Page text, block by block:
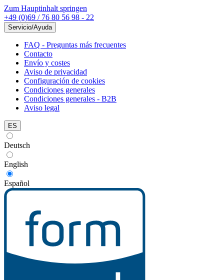
Zum Hauptinhalt springen
+49 (0)69 / 76 80 56 98 - 22
Servicio/Ayuda
FAQ - Preguntas más frecuentes
Contacto
Envío y costes
Aviso de privacidad
Configuración de cookies
Condiciones generales
Condiciones generales - B2B
Aviso legal
ES
Deutsch
English
Español